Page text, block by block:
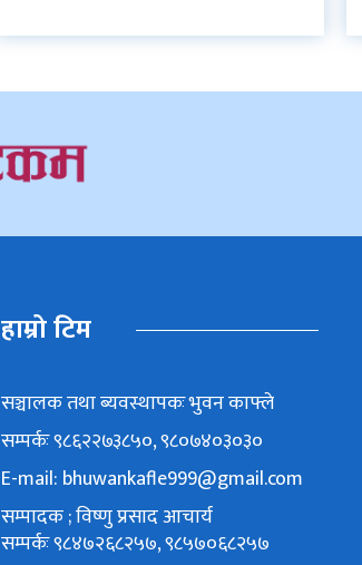
हाम्रो टिम
सञ्चालक तथा ब्यवस्थापकः भुवन काफ्ले
सम्पर्कः ९८६२२७३८५०, ९८०७४०३०३०
E-mail: bhuwankafle999@gmail.com
सम्पादक ; विष्णु प्रसाद आचार्य
सम्पर्कः ९८४७२६८२५७, ९८५७०६८२५७